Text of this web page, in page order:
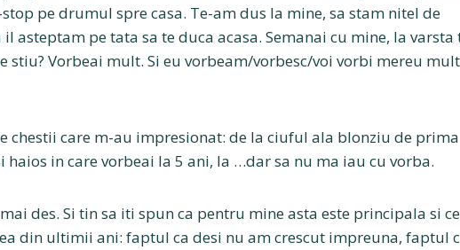
pe drumul spre casa. Te-am dus la mine, sa stam nitel de
asteptam pe tata sa te duca acasa. Semanai cu mine, la varsta
stiu? Vorbeai mult. Si eu vorbeam/vorbesc/voi vorbi mereu
chestii care m-au impresionat: de la ciuful ala blonziu de prima
in care vorbeai la 5 ani, la …dar sa nu ma iau cu vorba.
des. Si tin sa iti spun ca pentru mine asta este principala si
din ultimii ani: faptul ca desi nu am crescut impreuna, faptul